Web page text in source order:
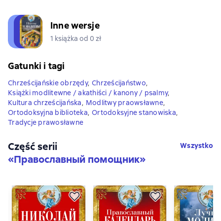
Inne wersje
1 książka od 0 zł
Gatunki i tagi
Chrześcijańskie obrzędy, Chrześcijaństwo,
Książki modlitewne / akathiści / kanony / psalmy,
Kultura chrześcijańska, Modlitwy praowsławne,
Ortodoksyjna biblioteka, Ortodoksyjne stanowiska,
Tradycje prawosławne
Część serii
«Православный помощник»
Wszystko